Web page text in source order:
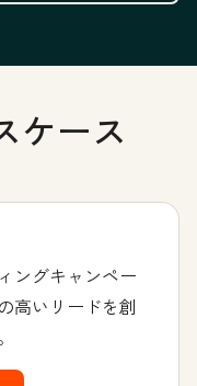
ケース
ングキャンペー
高いリードを創